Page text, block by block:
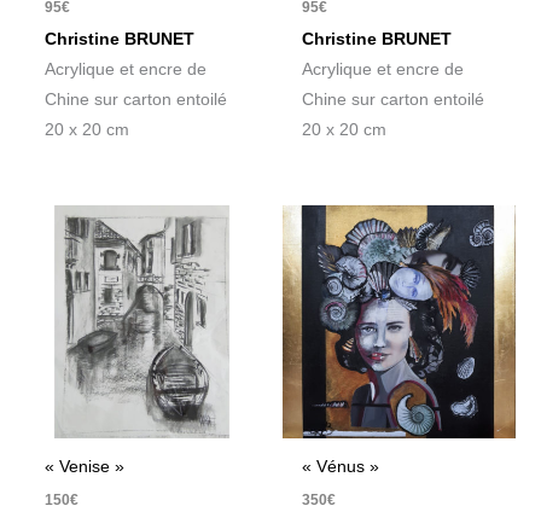
95€
Christine BRUNET
Acrylique et encre de
Chine sur carton entoilé
20 x 20 cm
95€
Christine BRUNET
Acrylique et encre de
Chine sur carton entoilé
20 x 20 cm
« Venise »
150€
« Vénus »
350€